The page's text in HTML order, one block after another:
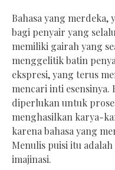
Bahasa yang merdeka,
bagi penyair yang
memiliki gairah yang
menggelitik batin
ekspresi, yang terus
mencari inti esensinya.
diperlukan untuk
menghasilkan karya-
karena bahasa yang
Menulis puisi itu
imajinasi.